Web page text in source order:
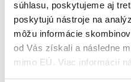
súhlasu, poskytujeme aj
poskytujú nástroje na
môžu informácie
od Vás získali a následne
mimo EÚ. Viac informácií
podmienkach.
Na objednávku
Quick view